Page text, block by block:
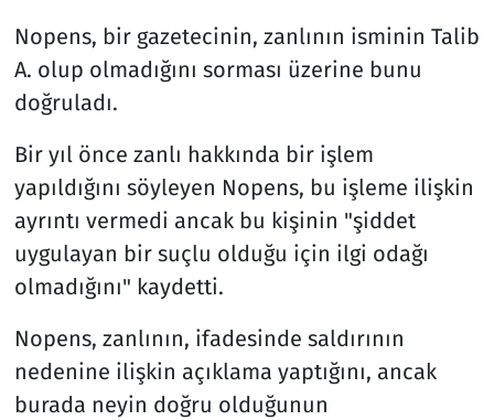
Nopens, bir gazetecinin, zanlının isminin Talib
A. olup olmadığını sorması üzerine bunu
doğruladı.
Bir yıl önce zanlı hakkında bir işlem
yapıldığını söyleyen Nopens, bu işleme ilişkin
ayrıntı vermedi ancak bu kişinin "şiddet
uygulayan bir suçlu olduğu için ilgi odağı
olmadığını" kaydetti.
Nopens, zanlının, ifadesinde saldırının
nedenine ilişkin açıklama yaptığını, ancak
burada neyin doğru olduğunun